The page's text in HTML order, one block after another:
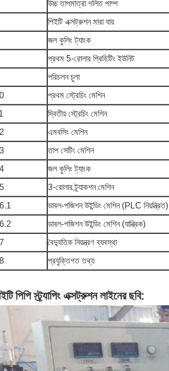
উচ্চ তাপমাত্রা গলিত পাম্প
পিইটি এক্সট্রুশন মারা যায়
জল কুলিং ট্যাংক
প্রথম 5-রোলার প্রিহিটিং ইউনিট
পরিচলন চুলা
প্রথম স্ট্রেচিং মেশিন
দ্বিতীয় স্ট্রেচিং মেশিন
এমবসিং মেশিন
তাপ সেটিং মেশিন
জল কুলিং ট্যাংক
3-রোলার ট্র্যাকশন মেশিন
ডাবল-পজিশন উইন্ডিং মেশিন (PLC নিয়ন্ত্রিত)
ডাবল-পজিশন উইন্ডিং মেশিন (যান্ত্রিক)
বৈদ্যুতিক নিয়ন্ত্রণ ব্যবস্থা
প্রযুক্তিগত তথ্য
পিপি স্ট্র্যাপিং এক্সট্রুশন লাইনের ছবি: